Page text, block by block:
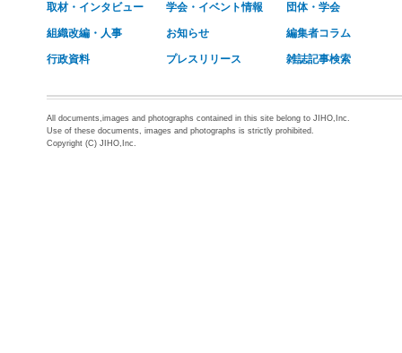
取材・インタビュー 学会・イベント情報 団体・学会
組織改編・人事 お知らせ 編集者コラム
行政資料 プレスリリース 雑誌記事検索
All documents,images and photographs contained in this site belong to JIHO,Inc.
Use of these documents, images and photographs is strictly prohibited.
Copyright (C) JIHO,Inc.